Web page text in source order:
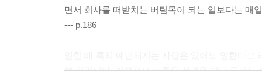
면서 회사를 떠받치는 버팀목이 되는 일보다는 매
--- p.186
쁜 것입니다. 기본적으로 좋은 성격을 지닌 동료